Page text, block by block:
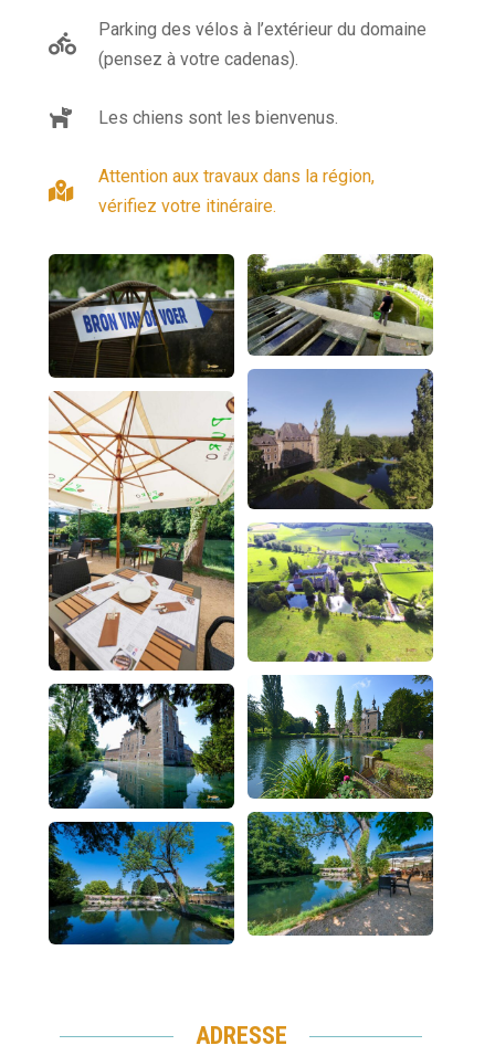

Parking des vélos à l’extérieur du domaine
(pensez à votre cadenas).
 Les chiens sont les bienvenus.

Attention aux travaux dans la région,
vérifiez votre itinéraire.
ADRESSE